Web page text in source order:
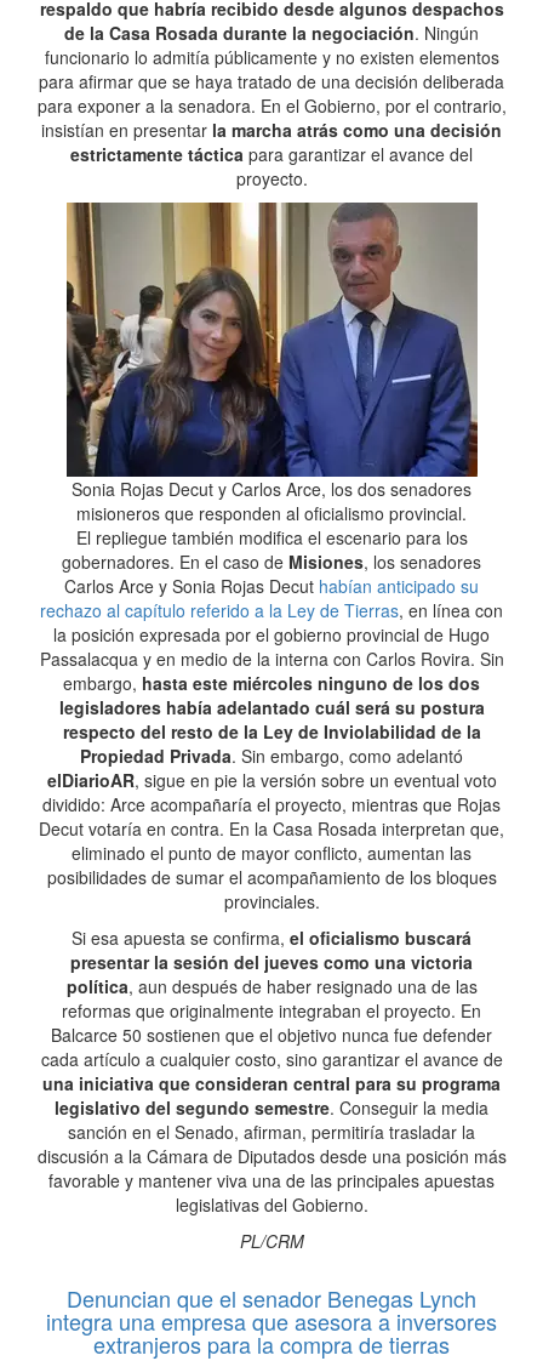
respaldo que habría recibido desde algunos despachos
de la Casa Rosada durante la negociación. Ningún
funcionario lo admitía públicamente y no existen elementos
para afirmar que se haya tratado de una decisión deliberada
para exponer a la senadora. En el Gobierno, por el contrario,
insistían en presentar la marcha atrás como una decisión
estrictamente táctica para garantizar el avance del
proyecto.
Sonia Rojas Decut y Carlos Arce, los dos senadores
misioneros que responden al oficialismo provincial.
El repliegue también modifica el escenario para los
gobernadores. En el caso de Misiones, los senadores
Carlos Arce y Sonia Rojas Decut habían anticipado su
rechazo al capítulo referido a la Ley de Tierras, en línea con
la posición expresada por el gobierno provincial de Hugo
Passalacqua y en medio de la interna con Carlos Rovira. Sin
embargo, hasta este miércoles ninguno de los dos
legisladores había adelantado cuál será su postura
respecto del resto de la Ley de Inviolabilidad de la
Propiedad Privada. Sin embargo, como adelantó
elDiarioAR, sigue en pie la versión sobre un eventual voto
dividido: Arce acompañaría el proyecto, mientras que Rojas
Decut votaría en contra. En la Casa Rosada interpretan que,
eliminado el punto de mayor conflicto, aumentan las
posibilidades de sumar el acompañamiento de los bloques
provinciales.
Si esa apuesta se confirma, el oficialismo buscará
presentar la sesión del jueves como una victoria
política, aun después de haber resignado una de las
reformas que originalmente integraban el proyecto. En
Balcarce 50 sostienen que el objetivo nunca fue defender
cada artículo a cualquier costo, sino garantizar el avance de
una iniciativa que consideran central para su programa
legislativo del segundo semestre. Conseguir la media
sanción en el Senado, afirman, permitiría trasladar la
discusión a la Cámara de Diputados desde una posición más
favorable y mantener viva una de las principales apuestas
legislativas del Gobierno.
PL/CRM
Denuncian que el senador Benegas Lynch
integra una empresa que asesora a inversores
extranjeros para la compra de tierras